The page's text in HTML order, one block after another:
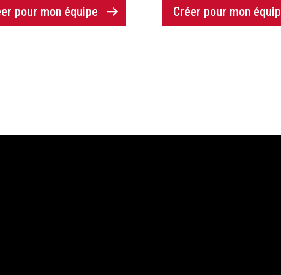
pour mon équipe Créer pour mon